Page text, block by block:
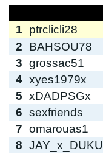
1
ptrclicli28
2
BAHSOU78
3 grossac51
4 xyes1979x
5 xDADPSGx
6 sexfriends
7 omarouas1
8 JAY_x_DUKU